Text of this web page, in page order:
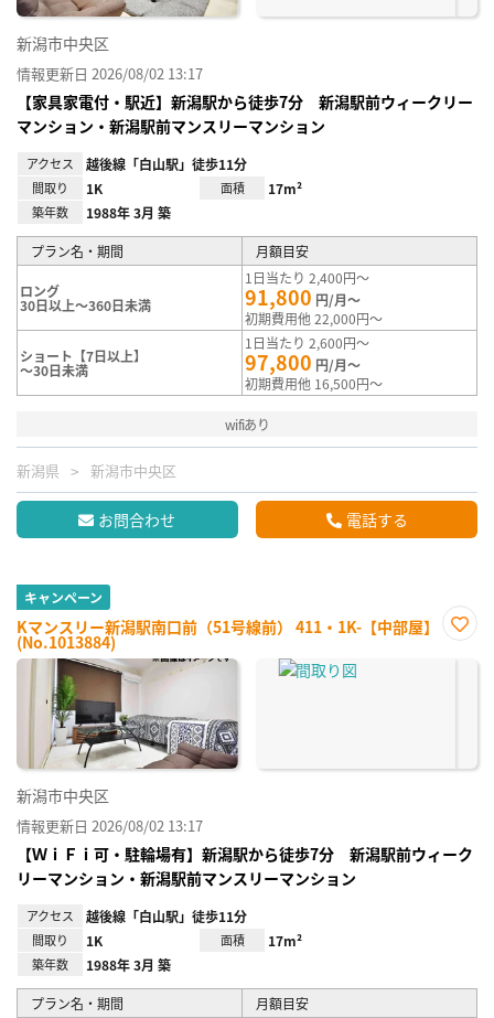
新潟市中央区
情報更新日 2026/08/02 13:17
【家具家電付・駅近】新潟駅から徒歩7分 新潟駅前ウィークリー
マンション・新潟駅前マンスリーマンション
アクセス 越後線「白山駅」徒歩11分
間取り 1K 面積 17m²
築年数 1988年 3月 築
プラン名・期間 月額目安
ロング
30日以上～360日未満
1日当たり 2,400円～
91,800 円/月～
初期費用他 22,000円～
ショート【7日以上】
～30日未満
1日当たり 2,600円～
97,800 円/月～
初期費用他 16,500円～
wifiあり
新潟県 新潟市中央区
お問合わせ 電話する
キャンペーン
Kマンスリー新潟駅南口前（51号線前） 411・1K-【中部屋】
(No.1013884)
に入
新潟市中央区
情報更新日 2026/08/02 13:17
【ＷｉＦｉ可・駐輪場有】新潟駅から徒歩7分 新潟駅前ウィーク
リーマンション・新潟駅前マンスリーマンション
アクセス 越後線「白山駅」徒歩11分
間取り 1K 面積 17m²
築年数 1988年 3月 築
プラン名・期間 月額目安